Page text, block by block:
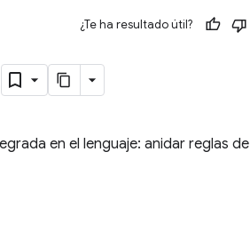
¿Te ha resultado útil?
en el lenguaje: anidar reglas de